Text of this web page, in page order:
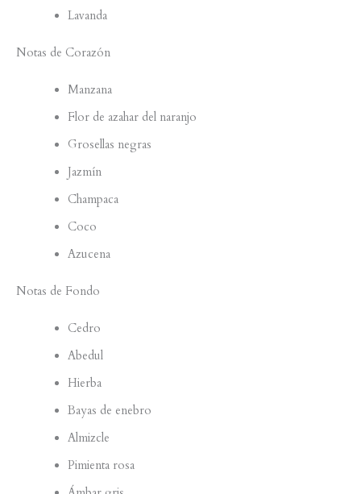
Lavanda
Notas de Corazón
Manzana
Flor de azahar del naranjo
Grosellas negras
Jazmín
Champaca
Coco
Azucena
Notas de Fondo
Cedro
Abedul
Hierba
Bayas de enebro
Almizcle
Pimienta rosa